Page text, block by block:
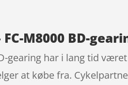
M8000 BD-
gearing har i lang tid
at købe fra.